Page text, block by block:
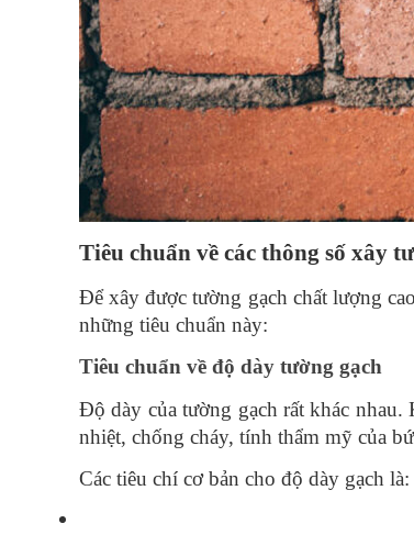
Tiêu chuẩn về các thông số xây
Để xây được tường gạch chất lượng
những tiêu chuẩn này:
Tiêu chuẩn về độ dày tường gạch
Độ dày của tường gạch rất khác
nhiệt, chống cháy, tính thẩm mỹ của
Các tiêu chí cơ bản cho độ dày gạch là: